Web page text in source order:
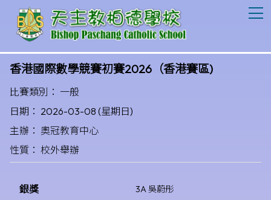
香港國際數學競賽初賽2026（香港賽區)
比賽類別： 一般
日期： 2026-03-08 (星期日)
主辦： 奧冠教育中心
性質： 校外舉辦
銀獎 3A 吳蔚彤